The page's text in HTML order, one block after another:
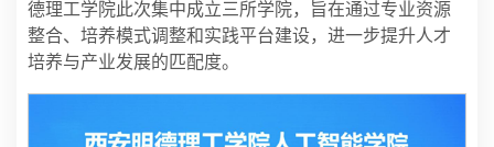
德理工学院此次集中成立三所学院，旨在通过专业资源
整合、培养模式调整和实践平台建设，进一步提升人才
培养与产业发展的匹配度。